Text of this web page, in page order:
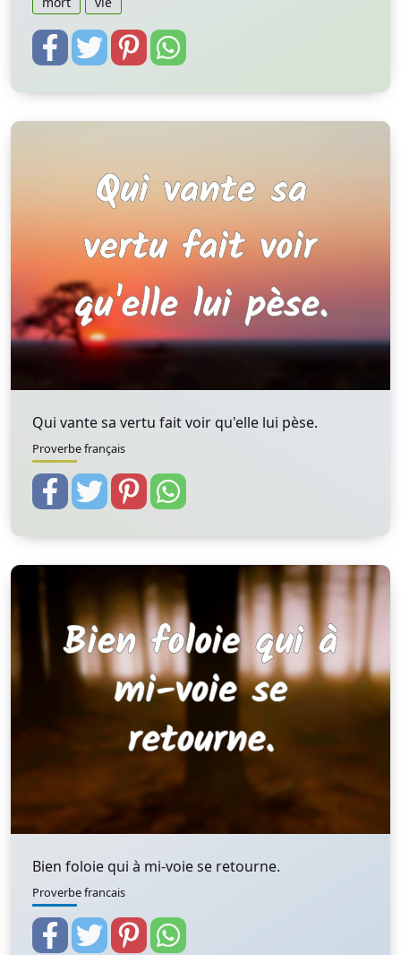
Qui vante sa vertu fait voir qu'elle lui pèse.
Proverbe français
Bien foloie qui à mi-voie se retourne.
Proverbe francais